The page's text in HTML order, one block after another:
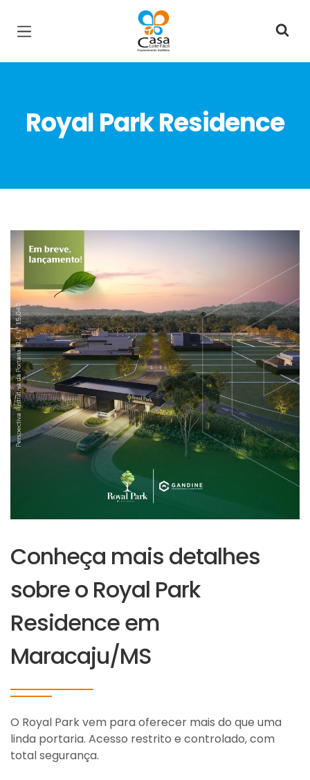
Página inicial
Royal Park Residence
Conheça mais detalhes
sobre o Royal Park
Residence em
Maracaju/MS
O Royal Park vem para oferecer mais do que uma
linda portaria. Acesso restrito e controlado, com
total segurança.